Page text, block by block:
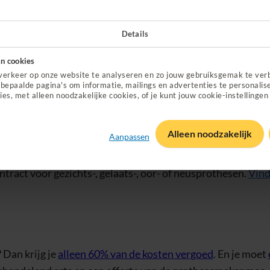
Details
cookies
op onze website te analyseren en zo jouw gebruiksgemak te
pagina's om informatie, mailings en advertenties te
met alleen noodzakelijke cookies, of je kunt jouw cookie-instellingen
Alleen noodzakelijk
Aanpassen
vergoed?
je gezicht verminkt is en/of als je een oor mist of een
welke prothese je nodig hebt. En je moet je
gezichtsprothese?
voor gezichts-, gelaats-, oor- of neusprothesen.
Dan krijg jealleen 60% van de kosten vergoed. En je moet